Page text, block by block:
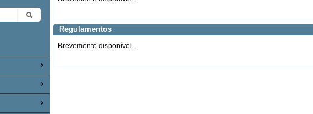
Regulamentos
Brevemente disponível...